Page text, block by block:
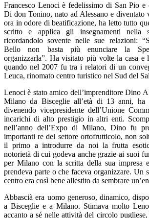
Francesco Lenoci è fedelissimo di San Pio
Di don Tonino, nato ad Alessano e diventato
ora in odore di beatificazione, ha letto tutto
scritto e applica gli insegnamenti nella
ricordandolo sovente nelle sue relazioni:
Bello non basta più enunciare la
organizzarla”. Ha visitato più volte la casa e
quando nel 2007 fu tra i relatori di un
Leuca, rinomato centro turistico nel Sud del
Lenoci è stato amico dell’imprenditore Dino
Milano da Bisceglie all’età di 13 anni, ha
divenendo vicepresidente dell’Unione
incarichi di alto prestigio in altri enti.
nell’anno dell’Expo di Milano, Dino fu
importanti re del settore ortofrutticolo, non
il primo a introdurre da noi la frutta
notorietà di cui godeva anche grazie ai suoi
per Milano con la scritta della sua impresa
prendeva parte o che faceva organizzare. Un
centro era così bene allestito da sembrare
Abbascià era uomo generoso, dinamico,
a Bisceglie e a Milano. Stimava molto
accanto a sé nelle attività del circolo